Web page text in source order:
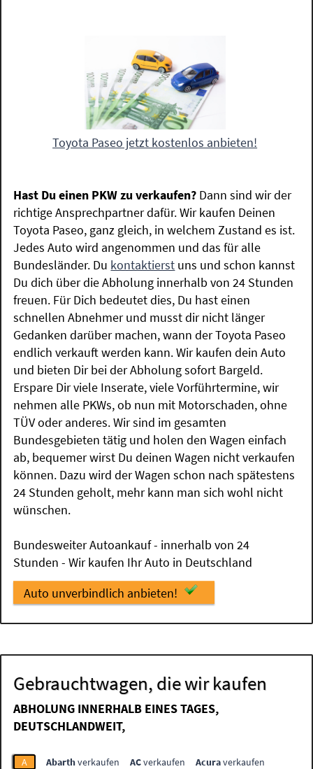
Toyota Paseo jetzt kostenlos anbieten!
Hast Du einen PKW zu verkaufen? Dann sind wir der
richtige Ansprechpartner dafür. Wir kaufen Deinen
Toyota Paseo, ganz gleich, in welchem Zustand es ist.
Jedes Auto wird angenommen und das für alle
Bundesländer. Du kontaktierst uns und schon kannst
Du dich über die Abholung innerhalb von 24 Stunden
freuen. Für Dich bedeutet dies, Du hast einen
schnellen Abnehmer und musst dir nicht länger
Gedanken darüber machen, wann der Toyota Paseo
endlich verkauft werden kann. Wir kaufen dein Auto
und bieten Dir bei der Abholung sofort Bargeld.
Erspare Dir viele Inserate, viele Vorführtermine, wir
nehmen alle PKWs, ob nun mit Motorschaden, ohne
TÜV oder anderes. Wir sind im gesamten
Bundesgebieten tätig und holen den Wagen einfach
ab, bequemer wirst Du deinen Wagen nicht verkaufen
können. Dazu wird der Wagen schon nach spätestens
24 Stunden geholt, mehr kann man sich wohl nicht
wünschen.
Bundesweiter Autoankauf - innerhalb von 24
Stunden - Wir kaufen Ihr Auto in Deutschland
Auto unverbindlich anbieten!
Gebrauchtwagen, die wir kaufen
ABHOLUNG INNERHALB EINES TAGES,
DEUTSCHLANDWEIT,
A Abarthverkaufen ACverkaufen Acuraverkaufen